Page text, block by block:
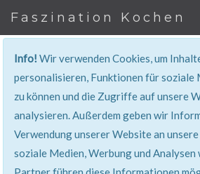
Faszination Kochen
Info!Wir verwenden Cookies, um
personalisieren, Funktionen für soziale
zu können und die Zugriffe auf unsere
analysieren. Außerdem geben wir
Verwendung unserer Website an
soziale Medien, Werbung und Analysen
401, Nicht
Sie haben keinen Zugang zu
werden automatisch